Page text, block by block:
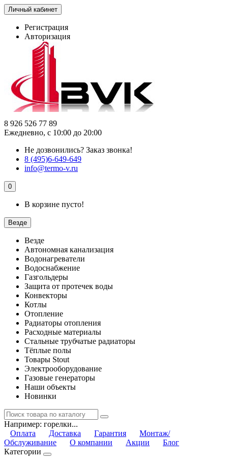
Личный кабинет
Регистрация
Авторизация
8 926 526 77 89
Ежедневно, с 10:00 до 20:00
Не дозвонились? Заказ звонка!
8 (495)6-649-649
info@termo-v.ru
0
В корзине пусто!
Везде
Везде
Автономная канализация
Водонагреватели
Водоснабжение
Газгольдеры
Защита от протечек воды
Конвекторы
Котлы
Отопление
Радиаторы отопления
Расходные материалы
Стальные трубчатые радиаторы
Тёплые полы
Товары Stout
Электрооборудование
Газовые генераторы
Наши объекты
Новинки
Например: горелки...
Оплата
Доставка Гарантия
Монтаж/
Обслуживание
О компании Акции
Блог
Категории